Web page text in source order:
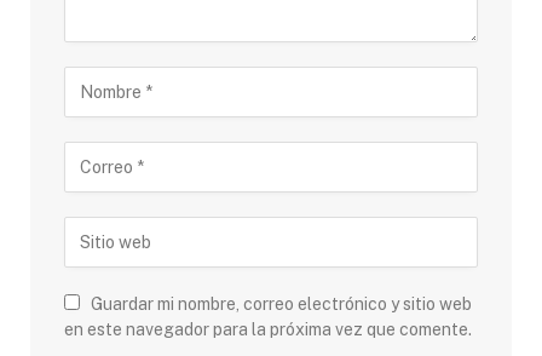
Guardar mi nombre, correo electrónico y sitio web
en este navegador para la próxima vez que comente.